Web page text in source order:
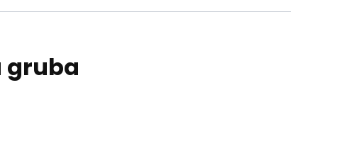
gruba